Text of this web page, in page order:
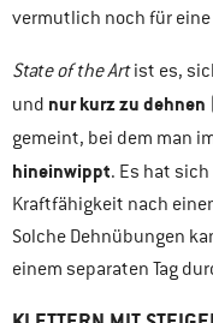
vermutlich noch für
State of the Artist es,
und nur kurz zu dehnen
gemeint, bei dem man
hineinwippt. Es hat
Kraftfähigkeit nach
Solche Dehnübungen
einem separaten Tag